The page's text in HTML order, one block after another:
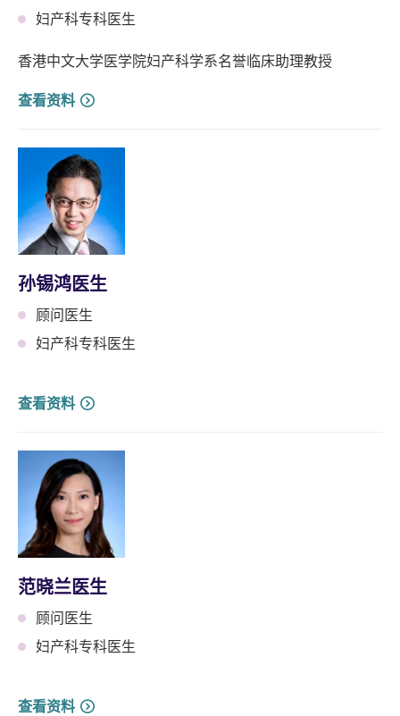
妇产科专科医生
香港中文大学医学院妇产科学系名誉临床助理教授
查看资料
孙锡鸿医生
顾问医生
妇产科专科医生
查看资料
范晓兰医生
顾问医生
妇产科专科医生
查看资料